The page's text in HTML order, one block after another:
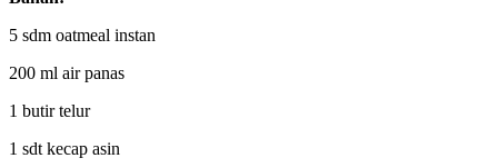
5 sdm oatmeal instan
200 ml air panas
1 butir telur
1 sdt kecap asin